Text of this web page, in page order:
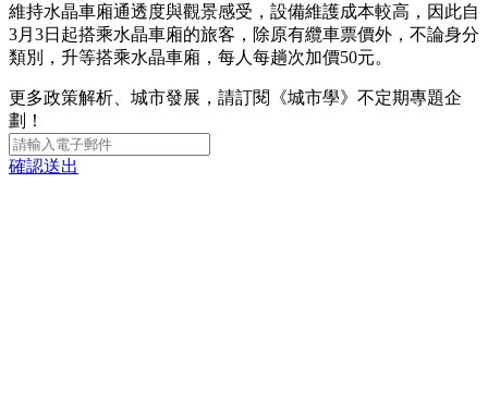
維持水晶車廂通透度與觀景感受，設備維護成本較高，因此自
3月3日起搭乘水晶車廂的旅客，除原有纜車票價外，不論身分
類別，升等搭乘水晶車廂，每人每趟次加價50元。
更多政策解析、城市發展，請訂閱《城市學》不定期專題企
劃！
確認送出